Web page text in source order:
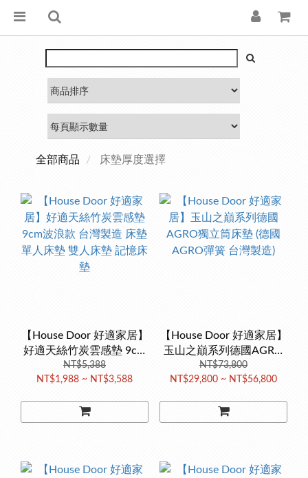
全部商品 床墊厚度選擇
【House Door 好適家居】
好適天絲竹炭雲感墊 9cm
波浪款 台灣製造 床墊 單
人床墊 雙人床墊 記憶床墊
NT$5,388
NT$1,988 ~ NT$3,588
【House Door 好適家居】
玉山之巔系列德國AGRO
獨立筒床墊 (德國AGRO彈
簧 台灣製造)
NT$73,800
NT$29,800 ~ NT$56,800